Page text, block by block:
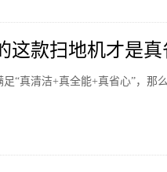
这款扫地机才是真
“真清洁+真全能+真省心”，那